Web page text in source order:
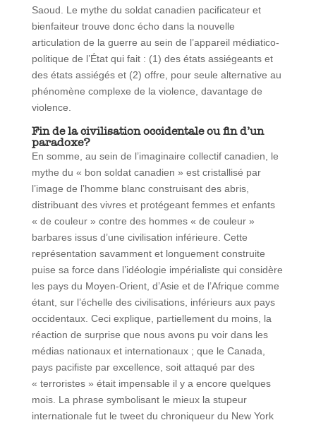
Saoud. Le mythe du soldat canadien pacificateur et
bienfaiteur trouve donc écho dans la nouvelle
articulation de la guerre au sein de l’appareil médiatico-
politique de l’État qui fait : (1) des états assiégeants et
des états assiégés et (2) offre, pour seule alternative au
phénomène complexe de la violence, davantage de
violence.
Fin de la civilisation occidentale ou fin d’un
paradoxe?
En somme, au sein de l’imaginaire collectif canadien, le
mythe du « bon soldat canadien » est cristallisé par
l’image de l’homme blanc construisant des abris,
distribuant des vivres et protégeant femmes et enfants
« de couleur » contre des hommes « de couleur »
barbares issus d’une civilisation inférieure. Cette
représentation savamment et longuement construite
puise sa force dans l’idéologie impérialiste qui considère
les pays du Moyen-Orient, d’Asie et de l’Afrique comme
étant, sur l’échelle des civilisations, inférieurs aux pays
occidentaux. Ceci explique, partiellement du moins, la
réaction de surprise que nous avons pu voir dans les
médias nationaux et internationaux ; que le Canada,
pays pacifiste par excellence, soit attaqué par des
« terroristes » était impensable il y a encore quelques
mois. La phrase symbolisant le mieux la stupeur
internationale fut le tweet du chroniqueur du New York